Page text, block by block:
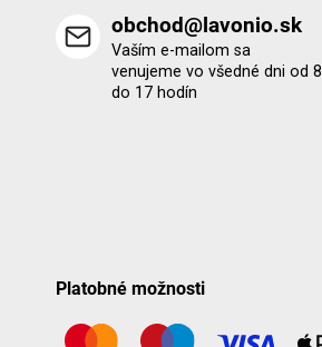
obchod@lavonio.sk
Vaším e-mailom sa
venujeme vo všedné dni od 8
do 17 hodín
Platobné možnosti